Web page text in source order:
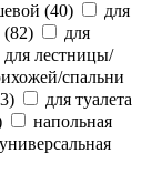
(40)
для
(82)
для
для лестницы/
спальни
для туалета
напольная
универсальная